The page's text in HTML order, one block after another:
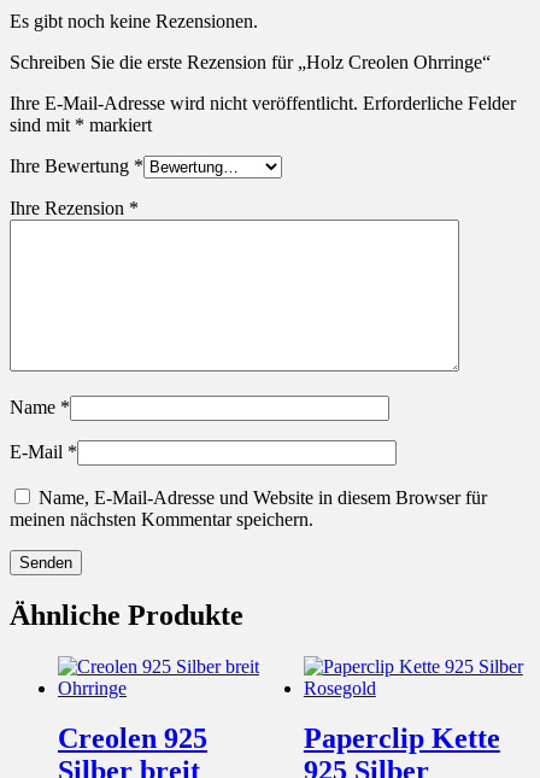
Es gibt noch keine Rezensionen.
Schreiben Sie die erste Rezension für „Holz Creolen Ohrringe“
Ihre E-Mail-Adresse wird nicht veröffentlicht. Erforderliche Felder
sind mit * markiert
Ihre Bewertung *
Ihre Rezension *
Name *
E-Mail *
Name, E-Mail-Adresse und Website in diesem Browser für
meinen nächsten Kommentar speichern.
Ähnliche Produkte
Creolen 925
Silber breit
Paperclip Kette
925 Silber